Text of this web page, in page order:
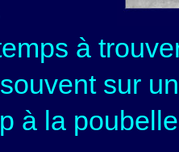
à
sur
à la